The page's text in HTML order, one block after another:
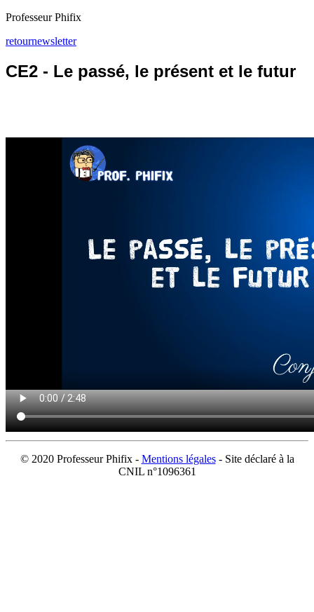
Professeur Phifix
retournewsletter
CE2 - Le passé, le présent et le futur
© 2020 Professeur Phifix - Mentions légales- Site déclaré à la
CNIL n°1096361